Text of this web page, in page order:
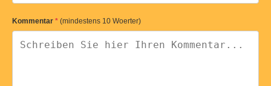
Kommentar * (mindestens 10 Woerter)